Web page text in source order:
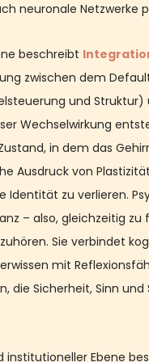
neuronale Netzwerke
beschreibt
zwischen dem
und
Wechselwirkung
in dem das
Ausdruck von
Identität zu verlieren.
– also, gleichzeitig
Sie verbindet
mit
die Sicherheit, Sinn
institutioneller Ebene